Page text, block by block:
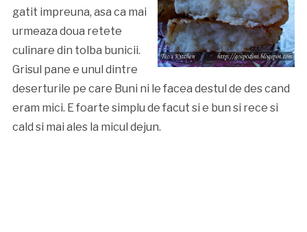
gatit impreuna, asa ca mai
urmeaza doua retete
culinare din tolba bunicii.
Grisul pane e unul dintre
deserturile pe care Buni ni le facea destul de des cand
eram mici. E foarte simplu de facut si e bun si rece si
cald si mai ales la micul dejun.